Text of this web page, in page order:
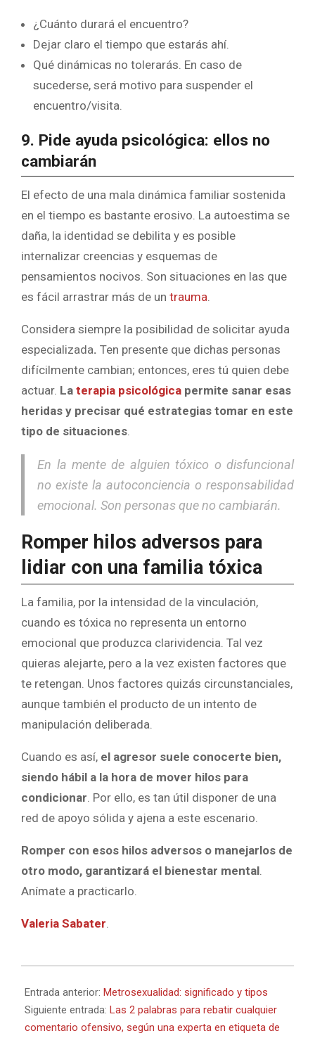
¿Cuánto durará el encuentro?
Dejar claro el tiempo que estarás ahí.
Qué dinámicas no tolerarás. En caso de
sucederse, será motivo para suspender el
encuentro/visita.
9. Pide ayuda psicológica: ellos no
cambiarán
El efecto de una mala dinámica familiar sostenida
en el tiempo es bastante erosivo. La autoestima se
daña, la identidad se debilita y es posible
internalizar creencias y esquemas de
pensamientos nocivos. Son situaciones en las que
es fácil arrastrar más de un trauma
Considera siempre la posibilidad de solicitar ayuda
especializada. Ten presente que dichas personas
difícilmente cambian; entonces, eres tú quien debe
actuar. La terapia psicológica permite sanar esas
heridas y precisar qué estrategias tomar en este
tipo de situaciones
En la mente de alguien tóxico o disfuncional
no existe la autoconciencia o responsabilidad
emocional. Son personas que no cambiarán.
Romper hilos adversos para
lidiar con una familia tóxica
La familia, por la intensidad de la vinculación,
cuando es tóxica no representa un entorno
emocional que produzca clarividencia. Tal vez
quieras alejarte, pero a la vez existen factores que
te retengan. Unos factores quizás circunstanciales,
aunque también el producto de un intento de
manipulación deliberada.
Cuando es así, el agresor suele conocerte bien,
siendo hábil a la hora de mover hilos para
condicionar . Por ello, es tan útil disponer de una
red de apoyo sólida y ajena a este escenario.
Romper con esos hilos adversos o manejarlos de
otro modo, garantizará el bienestar mental
Anímate a practicarlo.
Valeria Sabater
05-
03
Entrada anterior: Metrosexualidad: significado y tipos
Siguiente entrada: Las 2 palabras para rebatir cualquier
comentario ofensivo, según una experta en etiqueta de